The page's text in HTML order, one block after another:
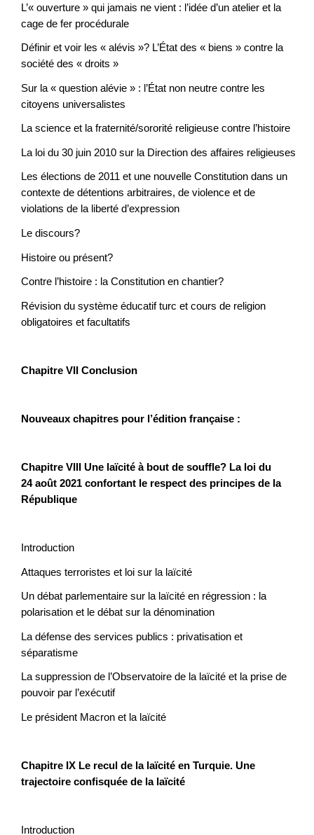
L’« ouverture » qui jamais ne vient : l’idée d’un atelier et la
cage de fer procédurale
Définir et voir les « alévis »? L’État des « biens » contre la
société des « droits »
Sur la « question alévie » : l’État non neutre contre les
citoyens universalistes
La science et la fraternité/sororité religieuse contre l’histoire
La loi du 30 juin 2010 sur la Direction des affaires religieuses
Les élections de 2011 et une nouvelle Constitution dans un
contexte de détentions arbitraires, de violence et de
violations de la liberté d’expression
Le discours?
Histoire ou présent?
Contre l’histoire : la Constitution en chantier?
Révision du système éducatif turc et cours de religion
obligatoires et facultatifs
Chapitre VII Conclusion
Nouveaux chapitres pour l’édition française :
Chapitre VIII Une laïcité à bout de souffle? La loi du
24 août 2021 confortant le respect des principes de la
République
Introduction
Attaques terroristes et loi sur la laïcité
Un débat parlementaire sur la laïcité en régression : la
polarisation et le débat sur la dénomination
La défense des services publics : privatisation et
séparatisme
La suppression de l’Observatoire de la laïcité et la prise de
pouvoir par l’exécutif
Le président Macron et la laïcité
Chapitre IX Le recul de la laïcité en Turquie. Une
trajectoire confisquée de la laïcité
Introduction